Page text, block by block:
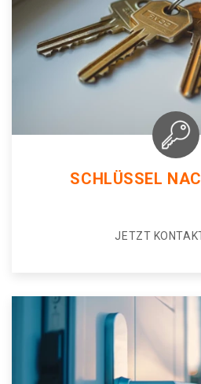
SCHLÜSSEL
JETZT